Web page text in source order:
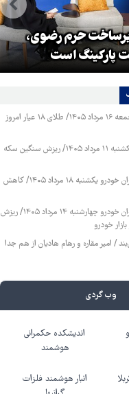
حرم رضوی،
پارکینگ است
قیمت طلا و سکه جمعه ۱۶ مرداد ۱۴۰۵/ طلای ۱۸ عیار امروز
قیمت طلا و سکه یکشنبه ۱۱ مرداد ۱۴۰۵/ ریزش سنگین سکه
قیمت محصولات ایران خودرو یکشنبه ۱۸ مرداد ۱۴۰۵/ کاهش
قیمت محصولات ایران خودرو چهارشنبه ۱۴ مرداد ۱۴۰۵/ ریزش
خودرو
/ امیر مقاره و رهام هادیان از هم جدا
دیجی کالا
سرمایه گذاری
موهای پرپشت رو به واقعیت